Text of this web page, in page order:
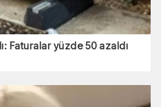
Faturalar yüzde 50 azaldı